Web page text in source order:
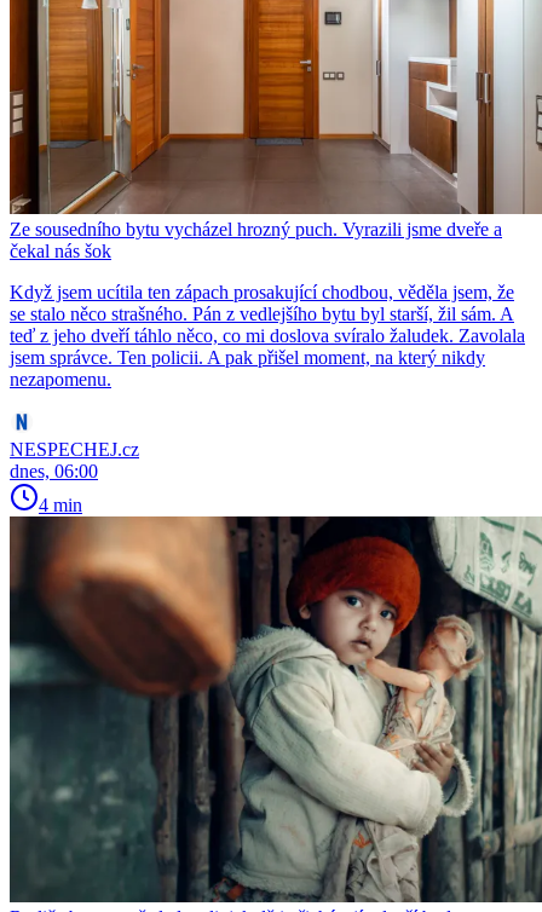
Ze sousedního bytu vycházel hrozný puch. Vyrazili jsme dveře a
čekal nás šok
Když jsem ucítila ten zápach prosakující chodbou, věděla jsem, že
se stalo něco strašného. Pán z vedlejšího bytu byl starší, žil sám. A
teď z jeho dveří táhlo něco, co mi doslova svíralo žaludek. Zavolala
jsem správce. Ten policii. A pak přišel moment, na který nikdy
nezapomenu.
NESPECHEJ.cz
dnes, 06:00
4 min